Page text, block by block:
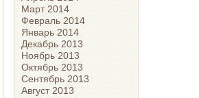
Март 2014
Февраль 2014
Январь 2014
Декабрь 2013
Ноябрь 2013
Октябрь 2013
Сентябрь 2013
Август 2013